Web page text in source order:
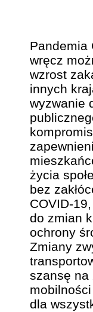
Pandemia
wręcz
wzrost
innych
wyzwanie
życia
bez
COVID-
do zmian
ochrony
Zmiany
szansę na
dla